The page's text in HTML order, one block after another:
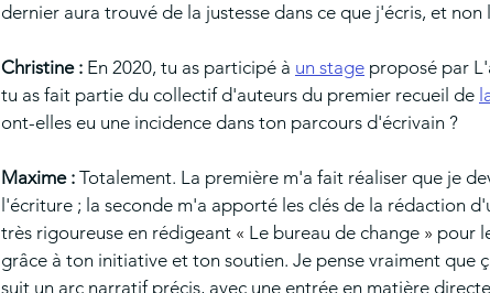
dernier aura trouvé de la justesse dans ce que j'écris, et non
Christine : En 2020, tu as participé à un stage proposé par
tu as fait partie du collectif d'auteurs du premier recueil de
ont-elles eu une incidence dans ton parcours d'écrivain ?
Maxime : Totalement. La première m'a fait réaliser que je
l'écriture ; la seconde m'a apporté les clés de la rédaction
très rigoureuse en rédigeant « Le bureau de change » pour
grâce à ton initiative et ton soutien. Je pense vraiment que
suit un arc narratif précis, avec une entrée en matière